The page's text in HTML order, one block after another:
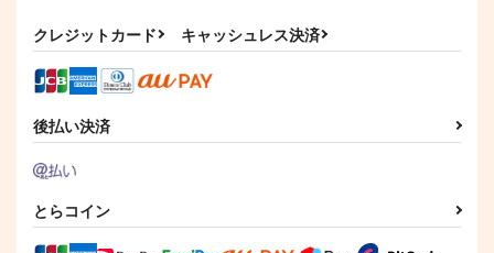
クレジットカード キャッシュレス決済
後払い決済
とらコイン